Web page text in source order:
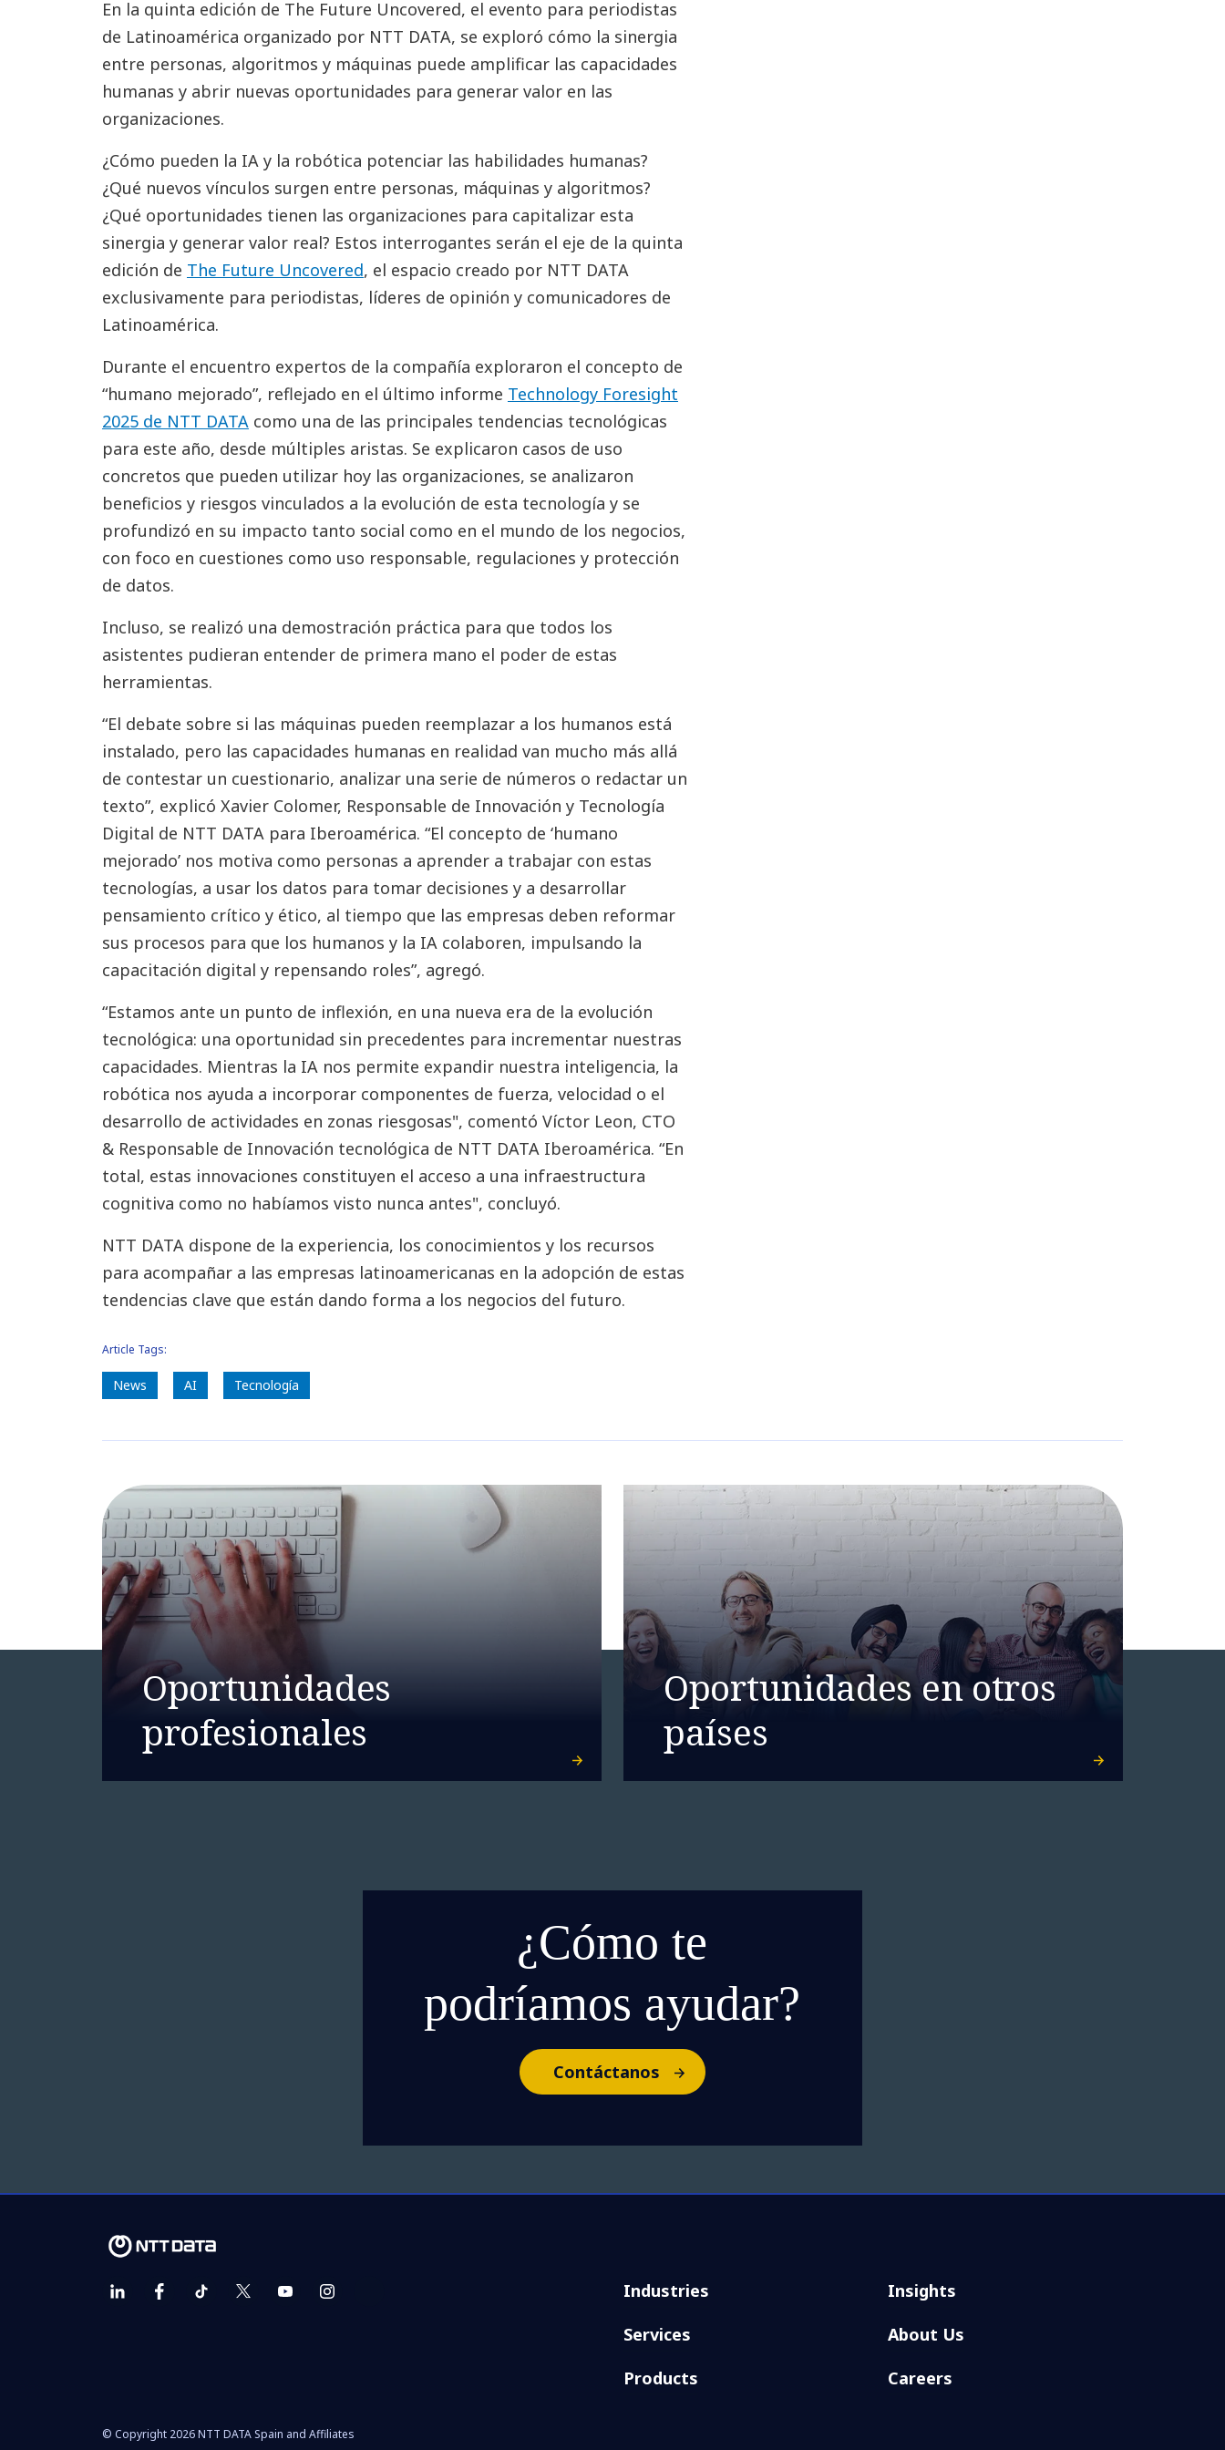
En la quinta edición de The Future Uncovered, el evento para periodistas
de Latinoamérica organizado por NTT DATA, se exploró cómo la sinergia
entre personas, algoritmos y máquinas puede amplificar las capacidades
humanas y abrir nuevas oportunidades para generar valor en las
organizaciones.
¿Cómo pueden la IA y la robótica potenciar las habilidades humanas?
¿Qué nuevos vínculos surgen entre personas, máquinas y algoritmos?
¿Qué oportunidades tienen las organizaciones para capitalizar esta
sinergia y generar valor real? Estos interrogantes serán el eje de la quinta
edición de The Future Uncovered, el espacio creado por NTT DATA
exclusivamente para periodistas, líderes de opinión y comunicadores de
Latinoamérica.
Durante el encuentro expertos de la compañía exploraron el concepto de
“humano mejorado”, reflejado en el último informe Technology Foresight
2025 de NTT DATAcomo una de las principales tendencias tecnológicas
para este año, desde múltiples aristas. Se explicaron casos de uso
concretos que pueden utilizar hoy las organizaciones, se analizaron
beneficios y riesgos vinculados a la evolución de esta tecnología y se
profundizó en su impacto tanto social como en el mundo de los negocios,
con foco en cuestiones como uso responsable, regulaciones y protección
de datos.
Incluso, se realizó una demostración práctica para que todos los
asistentes pudieran entender de primera mano el poder de estas
herramientas.
“El debate sobre si las máquinas pueden reemplazar a los humanos está
instalado, pero las capacidades humanas en realidad van mucho más allá
de contestar un cuestionario, analizar una serie de números o redactar un
texto”, explicó Xavier Colomer, Responsable de Innovación y Tecnología
Digital de NTT DATA para Iberoamérica. “El concepto de ‘humano
mejorado’ nos motiva como personas a aprender a trabajar con estas
tecnologías, a usar los datos para tomar decisiones y a desarrollar
pensamiento crítico y ético, al tiempo que las empresas deben reformar
sus procesos para que los humanos y la IA colaboren, impulsando la
capacitación digital y repensando roles”, agregó.
“Estamos ante un punto de inflexión, en una nueva era de la evolución
tecnológica: una oportunidad sin precedentes para incrementar nuestras
capacidades. Mientras la IA nos permite expandir nuestra inteligencia, la
robótica nos ayuda a incorporar componentes de fuerza, velocidad o el
desarrollo de actividades en zonas riesgosas", comentó Víctor Leon, CTO
& Responsable de Innovación tecnológica de NTT DATA Iberoamérica. “En
total, estas innovaciones constituyen el acceso a una infraestructura
cognitiva como no habíamos visto nunca antes", concluyó.
NTT DATA dispone de la experiencia, los conocimientos y los recursos
para acompañar a las empresas latinoamericanas en la adopción de estas
tendencias clave que están dando forma a los negocios del futuro.
Article Tags:
News AI Tecnología
Oportunidades
profesionales
Oportunidades en otros
países
¿Cómo te
podríamos ayudar?
Contáctanos
Industries
Services
Products
Insights
About Us
Careers
© Copyright 2026 NTT DATA Spain and Affiliates